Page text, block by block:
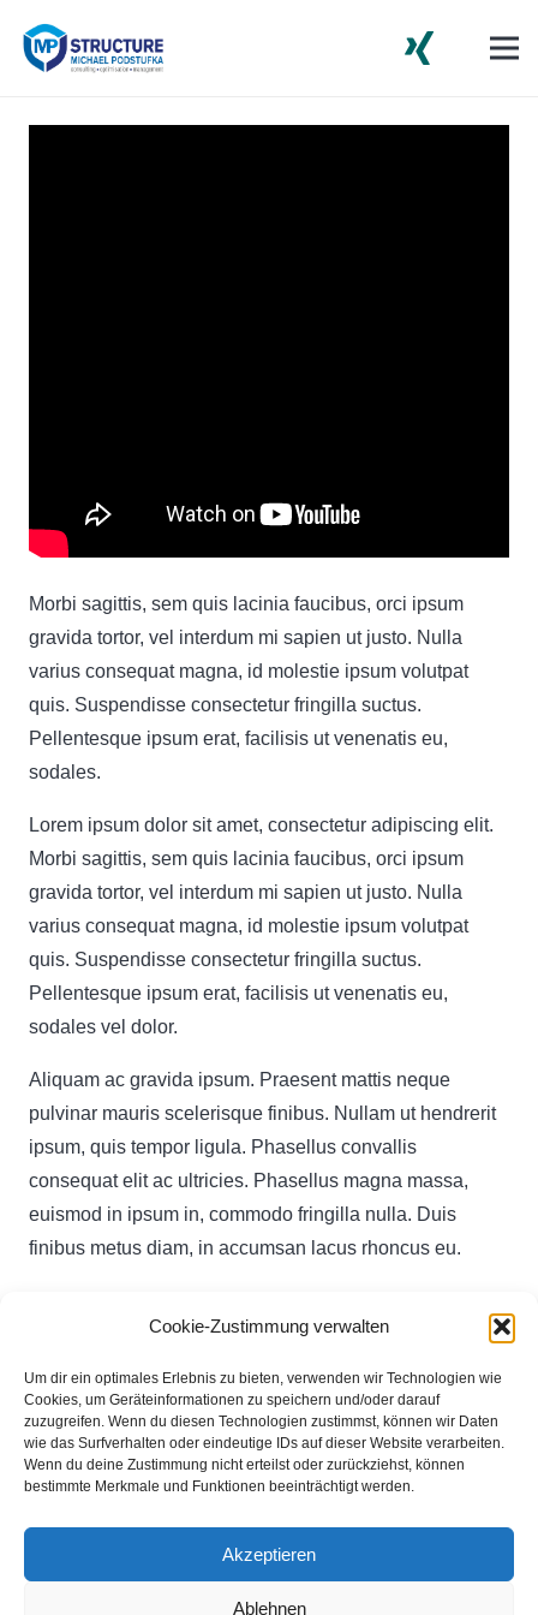
Cookie-Zustimmung verwalten
Um dir ein optimales Erlebnis zu bieten, verwenden wir Technologien wie
Cookies, um Geräteinformationen zu speichern und/oder darauf
zuzugreifen. Wenn du diesen Technologien zustimmst, können wir Daten
wie das Surfverhalten oder eindeutige IDs auf dieser Website verarbeiten.
Wenn du deine Zustimmung nicht erteilst oder zurückziehst, können
bestimmte Merkmale und Funktionen beeinträchtigt werden.
Akzeptieren
Ablehnen
Morbi sagittis, sem quis lacinia faucibus, orci ipsum
gravida tortor, vel interdum mi sapien ut justo. Nulla
varius consequat magna, id molestie ipsum volutpat
quis. Suspendisse consectetur fringilla suctus.
Pellentesque ipsum erat, facilisis ut venenatis eu,
sodales.
Lorem ipsum dolor sit amet, consectetur adipiscing elit.
Morbi sagittis, sem quis lacinia faucibus, orci ipsum
gravida tortor, vel interdum mi sapien ut justo. Nulla
varius consequat magna, id molestie ipsum volutpat
quis. Suspendisse consectetur fringilla suctus.
Pellentesque ipsum erat, facilisis ut venenatis eu,
sodales vel dolor.
Aliquam ac gravida ipsum. Praesent mattis neque
pulvinar mauris scelerisque finibus. Nullam ut hendrerit
ipsum, quis tempor ligula. Phasellus convallis
consequat elit ac ultricies. Phasellus magna massa,
euismod in ipsum in, commodo fringilla nulla. Duis
finibus metus diam, in accumsan lacus rhoncus eu.
angemeldetsein, um einen Kommentar
abzugeben.
Michael Podstufka
Brinkfeld 11
32130 Enger